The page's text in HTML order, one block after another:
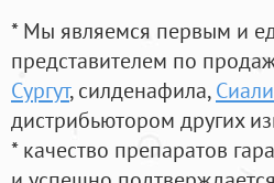
* Мы являемся первым и
представителем по
Сургут, силденафила,
дистрибьютором других
* качество препаратов